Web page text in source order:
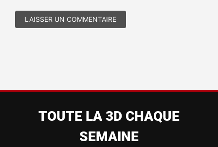
TOUTE LA 3D CHAQUE
SEMAINE